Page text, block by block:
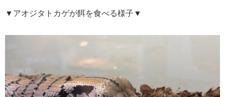
▼アオジタトカゲが餌を食べる様子▼